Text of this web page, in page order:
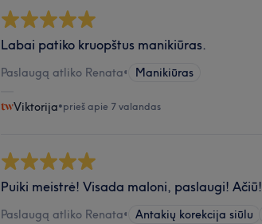
Labai patiko kruopštus manikiūras.
Paslaugą atliko Renata• Manikiūras
Viktorija•prieš apie 7 valandas
Puiki meistrė! Visada maloni, paslaugi! Ačiū!
Paslaugą atliko Renata• Antakių korekcija siūlu